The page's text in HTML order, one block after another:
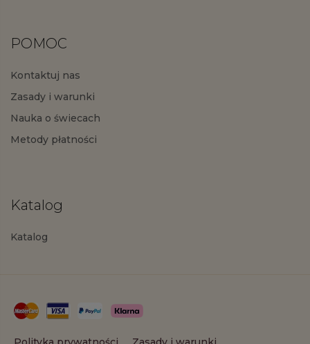
POMOC
Kontaktuj nas
Zasady i warunki
Nauka o świecach
Metody płatności
Katalog
Katalog